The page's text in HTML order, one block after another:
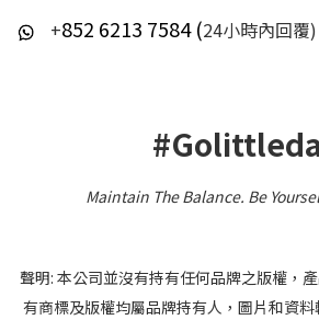
+852 6213 7584 (24小時內回覆)
Maintain The Balance. Be
聲明: 本公司並沒有持有任何品牌之版權，
有商標及版權均屬品牌持有人，圖片和資